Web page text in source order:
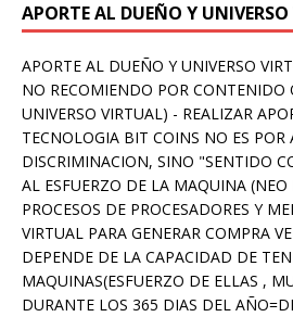
APORTE AL DUEÑO Y
APORTE AL DUEÑO Y UNIVERSO
NO RECOMIENDO POR CONTENIDO
UNIVERSO VIRTUAL) - REALIZAR
TECNOLOGIA BIT COINS NO ES POR
DISCRIMINACION, SINO "SENTIDO
AL ESFUERZO DE LA MAQUINA (NEO
PROCESOS DE PROCESADORES Y
VIRTUAL PARA GENERAR COMPRA
DEPENDE DE LA CAPACIDAD DE
MAQUINAS(ESFUERZO DE ELLAS ,
DURANTE LOS 365 DIAS DEL